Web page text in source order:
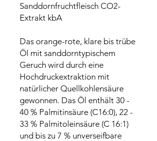
Sanddornfruchtfleisch CO2-
Extrakt kbA
Das orange-rote, klare bis trübe
Öl mit sanddorntypischem
Geruch wird durch eine
Hochdruckextraktion mit
natürlicher Quellkohlensäure
gewonnen. Das Öl enthält 30 -
40 % Palmitinsäure (C16:0), 22 -
33 % Palmitoleinsäure (C 16:1)
und bis zu 7 % unverseifbare